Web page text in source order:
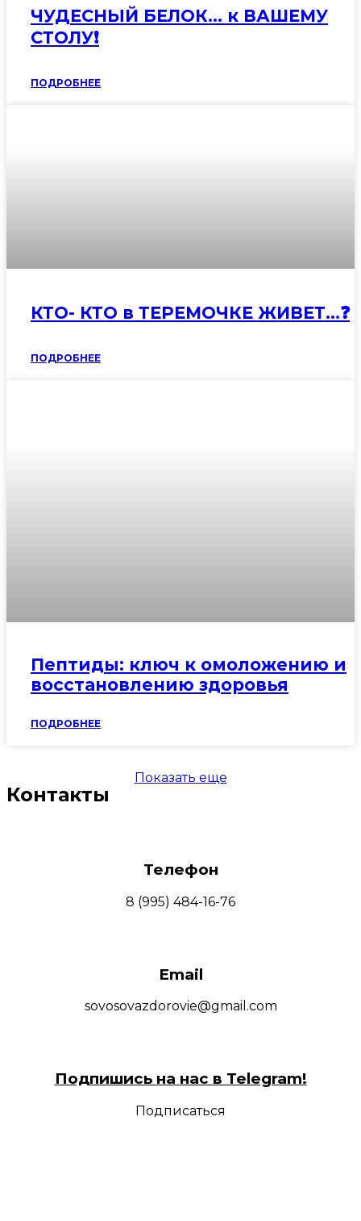
ЧУДЕСНЫЙ БЕЛОК… к ВАШЕМУ
СТОЛУ❗️
ПОДРОБНЕЕ
КТО- КТО в ТЕРЕМОЧКЕ ЖИВЕТ…❓
ПОДРОБНЕЕ
Пептиды: ключ к омоложению и
восстановлению здоровья
ПОДРОБНЕЕ
Показать еще
Контакты
Телефон
8 (995) 484-16-76
Email
sovosovazdorovie@gmail.com
Подпишись на нас в Telegram!
Подписаться